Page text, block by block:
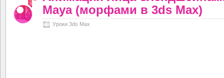
Maya (морфами в 3ds Max)
Уроки 3ds Max